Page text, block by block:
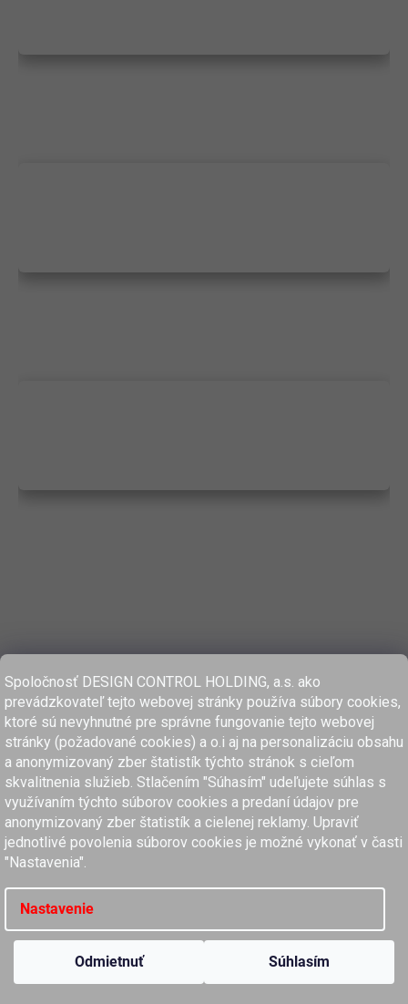
Spoločnosť DESIGN CONTROL HOLDING, a.s. ako
prevádzkovateľ tejto webovej stránky používa súbory cookies,
ktoré sú nevyhnutné pre správne fungovanie tejto webovej
stránky (požadované cookies) a o.i aj na personalizáciu obsahu
a anonymizovaný zber štatistík týchto stránok s cieľom
skvalitnenia služieb. Stlačením "Súhasím" udeľujete súhlas s
využívaním týchto súborov cookies a predaní údajov pre
anonymizovaný zber štatistík a cielenej reklamy. Upraviť
jednotlivé povolenia súborov cookies je možné vykonať v časti
"Nastavenia".
Nastavenie
Odmietnuť Súhlasím
women'secret
SPRINGFIELD